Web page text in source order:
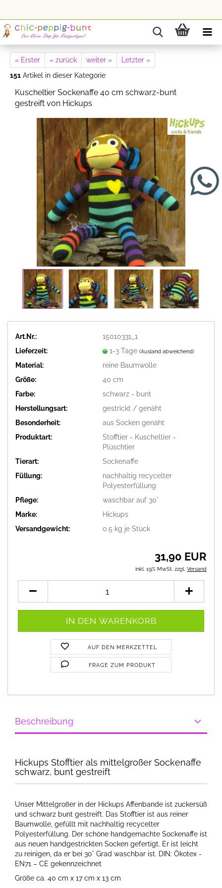
« Erster « zurück weiter »
Letzter »
151 Artikel in dieser Kategorie
Kuscheltier Sockenaffe 40 cm schwarz-bunt
gestreift von Hickups
Art.Nr.:
15010331_1
Lieferzeit:
1-3 Tage (Ausland abweichend)
Material:
reine Baumwolle
Größe:
40 cm
Farbe:
schwarz - bunt
Herstellungsart:
gestrickt / genäht
Besonderheit:
aus Socken genäht
Produktart:
Stofftier - Kuscheltier -
Plüschtier
Tierart:
Sockenaffe
Füllung:
nachhaltig recycelter
Polyesterfüllung
Pflege:
waschbar auf 30°
Marke:
Hickups
Versandgewicht:
0.5 kg je Stück
31,90 EUR
inkl. 19% MwSt. zzgl. Versand
AUF DEN MERKZETTEL
FRAGE ZUM PRODUKT
Beschreibung
Hickups Stofftier als mittelgroßer Sockenaffe
schwarz, bunt gestreift
Unser Mittelgroßer in der Hickups Affenbande ist zuckersüß
und schwarz bunt gestreift. Das Stofftier ist aus reiner
Baumwolle, gefüllt mit nachhaltig recycelter
Polyesterfüllung. Der schöne handgemachte Sockenaffe ist
aus neuen handgestrickten Socken gefertigt. Er ist leicht
zu reinigen, da er bei 30° Grad waschbar ist. DIN: Ökotex -
EN71 – CE gekennzeichnet
Größe ca. 40 cm x 17 cm x 13 cm